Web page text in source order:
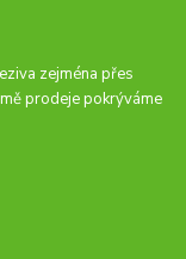
zejména přes
prodeje pokrýváme